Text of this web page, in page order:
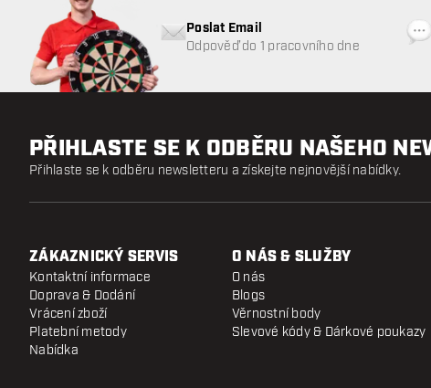
Poslat Email
Odpověď do 1 pracovního dne
PŘIHLASTE SE K ODBĚRU NAŠEHO
Přihlaste se k odběru newsletteru a získejte nejnovější nabídky.
ZÁKAZNICKÝ SERVIS
Kontaktní informace
Doprava & Dodání
Vrácení zboží
Platební metody
Nabídka
O NÁS & SLUŽBY
O nás
Blogs
Věrnostní body
Slevové kódy & Dárkové poukazy